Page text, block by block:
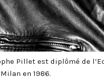
Pillet est diplômé de
en 1986.